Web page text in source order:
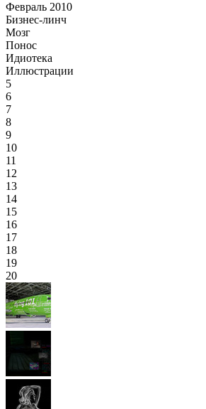
Февраль 2010
Бизнес-линч
Мозг
Понос
Идиотека
Иллюстрации
5
6
7
8
9
10
11
12
13
14
15
16
17
18
19
20